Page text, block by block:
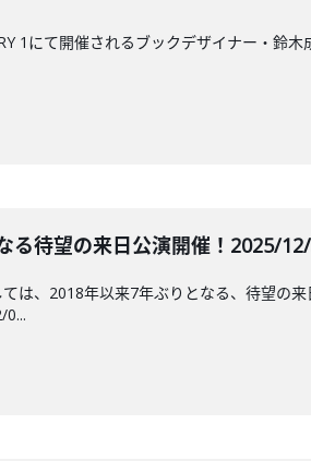
1にて開催されるブックデザイナー・鈴
る待望の来日公演開催！2025/
は、2018年以来7年ぶりとなる、待望の
0...